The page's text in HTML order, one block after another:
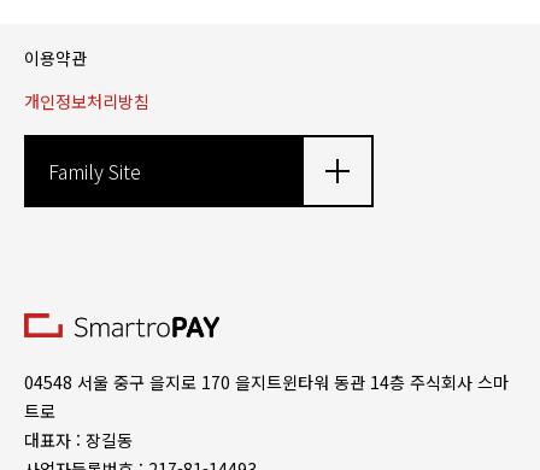
이용약관
개인정보처리방침
Family Site
04548 서울 중구 을지로 170 을지트윈타워 동관 14층 주식회사 스마
트로
대표자 : 장길동